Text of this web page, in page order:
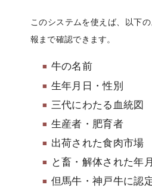
このシステムを使えば、以下
報まで確認できます。
牛の名前
生年月日・性別
三代にわたる血統図
生産者・肥育者
出荷された食肉市場
と畜・解体された年
但馬牛・神戸牛に認